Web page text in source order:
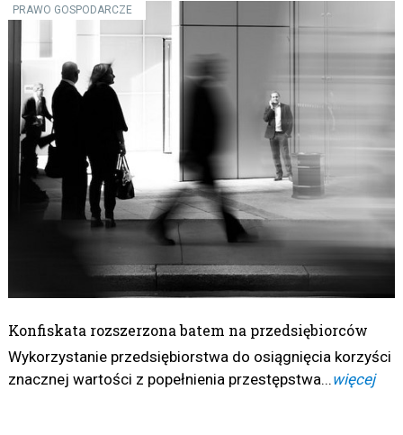
PRAWO GOSPODARCZE
Konfiskata rozszerzona batem na przedsiębiorców
Wykorzystanie przedsiębiorstwa do osiągnięcia korzyści
znacznej wartości z popełnienia przestępstwa... więcej